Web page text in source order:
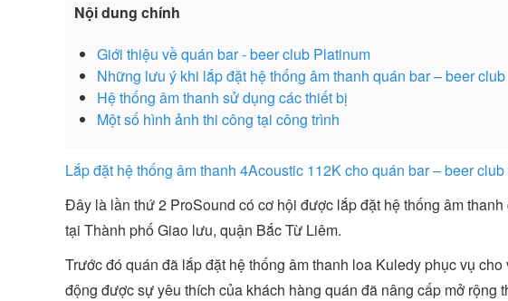
Nội dung chính
Giới thiệu về quán bar - beer club Platinum
Những lưu ý khi lắp đặt hệ thống âm thanh quán bar – beer club
Hệ thống âm thanh sử dụng các thiết bị
Một số hình ảnh thi công tại công trình
Lắp đặt hệ thống âm thanh 4Acoustic 112K cho quán bar – beer
Đây là lần thứ 2 ProSound có cơ hội được lắp đặt hệ thống âm
tại Thành phố Giao lưu, quận Bắc Từ Liêm.
Trước đó quán đã lắp đặt hệ thống âm thanh loa Kuledy phục vụ
động được sự yêu thích của khách hàng quán đã nâng cấp mở rộng